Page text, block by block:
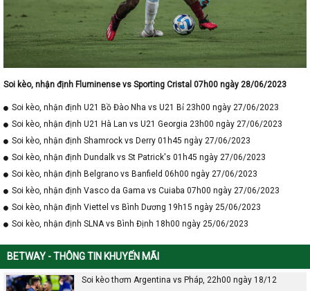
Soi kèo, nhận định Fluminense vs Sporting Cristal 07h00 ngày 28/06/2023
Soi kèo, nhận định U21 Bồ Đào Nha vs U21 Bỉ 23h00 ngày 27/06/2023
Soi kèo, nhận định U21 Hà Lan vs U21 Georgia 23h00 ngày 27/06/2023
Soi kèo, nhận định Shamrock vs Derry 01h45 ngày 27/06/2023
Soi kèo, nhận định Dundalk vs St Patrick's 01h45 ngày 27/06/2023
Soi kèo, nhận định Belgrano vs Banfield 06h00 ngày 27/06/2023
Soi kèo, nhận định Vasco da Gama vs Cuiaba 07h00 ngày 27/06/2023
Soi kèo, nhận định Viettel vs Bình Dương 19h15 ngày 25/06/2023
Soi kèo, nhận định SLNA vs Bình Định 18h00 ngày 25/06/2023
BETWAY - THÔNG TIN KHUYẾN MÃI
Soi kèo thơm Argentina vs Pháp, 22h00 ngày 18/12